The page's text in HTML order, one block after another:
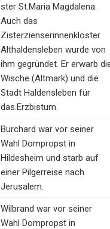
ster St.Maria Magdalena.
Auch das
Zisterzienserinnenkloster
Althaldensleben wurde von
ihm gegründet. Er erwarb
Wische (Altmark) und die
Stadt Haldensleben für
das.Erzbistum.
Burchard war vor seiner
Wahl Dompropst in
Hildesheim und starb auf
einer Pilgerreise nach
Jerusalem.
Wilbrand war vor seiner
Wahl Dompropst in